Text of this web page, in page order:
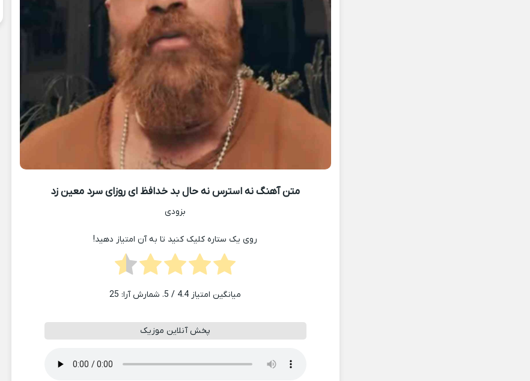
متن آهنگ نه استرس نه حال بد خدافظ ای روزای سرد معین زد
بزودی
روی یک ستاره کلیک کنید تا به آن امتیاز دهید!
میانگین امتیاز 4.4 / 5. شمارش آرا: 25
پخش آنلاین موزیک